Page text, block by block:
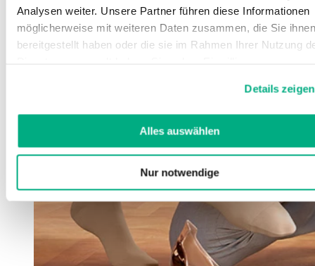
Analysen weiter. Unsere Partner führen diese Informationen
möglicherweise mit weiteren Daten zusammen, die Sie ihnen
bereitgestellt haben oder die sie im Rahmen Ihrer Nutzung
unsererDatenschutzerklärungundImpressum.
Details zeigen
Alles auswählen
Nur notwendige